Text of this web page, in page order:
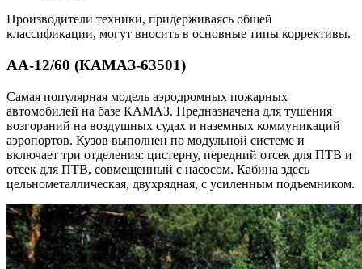
Производители техники, придерживаясь общей
классификации, могут вносить в основные типы коррективы.
АА-12/60 (КАМАЗ-63501)
Самая популярная модель аэродромных пожарных
автомобилей на базе КАМАЗ. Предназначена для тушения
возгораний на воздушных судах и наземных коммуникаций
аэропортов. Кузов выполнен по модульной системе и
включает три отделения: цистерну, передний отсек для ПТВ и
отсек для ПТВ, совмещенный с насосом. Кабина здесь
цельнометаллическая, двухрядная, с усиленным подъемником.